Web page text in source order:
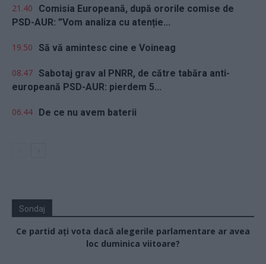
21.40
Comisia Europeană, după ororile comise de
PSD-AUR: ”Vom analiza cu atenție...
19.50 Să vă amintesc cine e Voineag
08.47 Sabotaj grav al PNRR, de către tabăra anti-
europeană PSD-AUR: pierdem 5...
06.44 De ce nu avem baterii
Sondaj
Ce partid ați vota dacă alegerile parlamentare ar avea
loc duminica viitoare?